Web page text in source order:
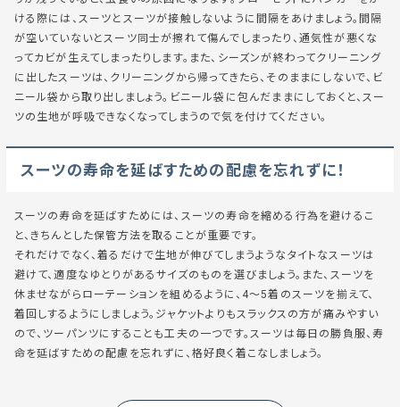
ける際には、スーツとスーツが接触しないように間隔をあけましょう。間隔
が空いていないとスーツ同士が擦れて傷んでしまったり、通気性が悪くな
ってカビが生えてしまったりします。また、シーズンが終わってクリーニング
に出したスーツは、クリーニングから帰ってきたら、そのままにしないで、ビ
ニール袋から取り出しましょう。ビニール袋に包んだままにしておくと、スー
ツの生地が呼吸できなくなってしまうので気を付けてください。
スーツの寿命を延ばすための配慮を忘れずに！
スーツの寿命を延ばすためには、スーツの寿命を縮める行為を避けるこ
と、きちんとした保管方法を取ることが重要です。
それだけでなく、着るだけで生地が伸びてしまうようなタイトなスーツは
避けて、適度なゆとりがあるサイズのものを選びましょう。また、スーツを
休ませながらローテーションを組めるように、4～5着のスーツを揃えて、
着回しするようにしましょう。ジャケットよりもスラックスの方が痛みやすい
ので、ツーパンツにすることも工夫の一つです。スーツは毎日の勝負服、寿
命を延ばすための配慮を忘れずに、格好良く着こなしましょう。